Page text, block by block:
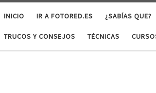
INICIO IR A FOTORED.ES ¿SABÍAS QUE?
TRUCOS Y CONSEJOS TÉCNICAS